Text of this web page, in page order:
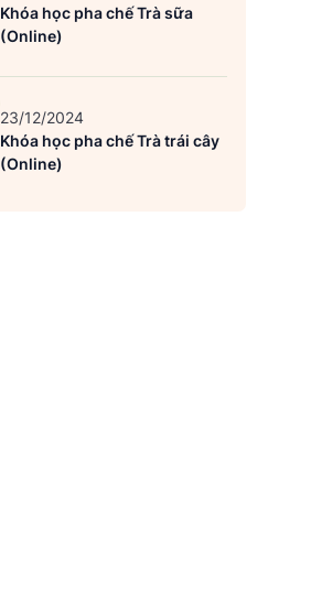
Khóa học pha chế Trà sữa
(Online)
23/12/2024
Khóa học pha chế Trà trái cây
(Online)